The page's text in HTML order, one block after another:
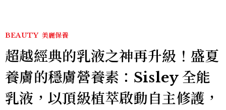
BEAUTY 美麗保養
超越經典的乳液之神再升級！盛夏
養膚的穩膚營養素：Sisley 全能
乳液，以頂級植萃啟動自主修護，